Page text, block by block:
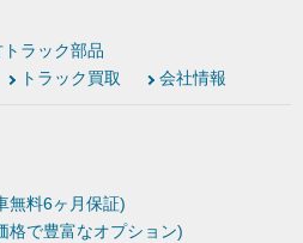
ラック部品
トラック買取 会社情報
無料6ヶ月保証)
格で豊富なオプション)